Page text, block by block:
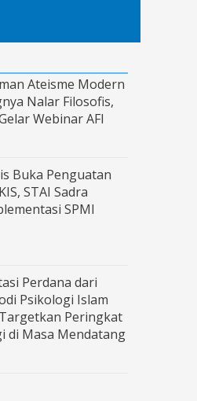
Ateisme Modern
Nalar Filosofis,
Webinar AFI
Buka Penguatan
STAI Sadra
SPMI
Perdana dari
Psikologi Islam
Peringkat
di Masa Mendatang